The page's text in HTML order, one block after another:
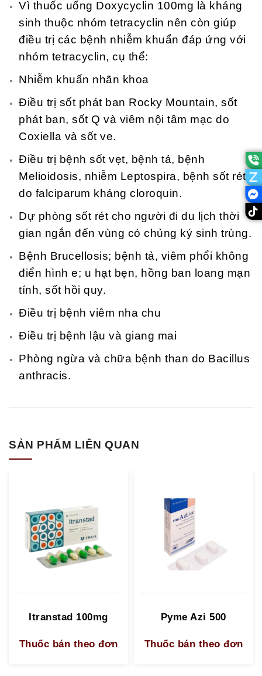
Vì thuốc uống Doxycyclin 100mg là kháng
sinh thuộc nhóm tetracyclin nên còn giúp
điều trị các bệnh nhiễm khuẩn đáp ứng với
nhóm tetracyclin, cụ thể:
Nhiễm khuẩn nhãn khoa
Điều trị sốt phát ban Rocky Mountain, sốt
phát ban, sốt Q và viêm nội tâm mạc do
Coxiella và sốt ve.
Điều trị bệnh sốt vẹt, bệnh tả, bệnh
Melioidosis, nhiễm Leptospira, bệnh sốt rét
do falciparum kháng cloroquin.
Dự phòng sốt rét cho người đi du lịch thời
gian ngắn đến vùng có chủng ký sinh trùng.
Bệnh Brucellosis; bệnh tả, viêm phổi không
điển hình e; u hạt bẹn, hồng ban loang mạn
tính, sốt hồi quy.
Điều trị bệnh viêm nha chu
Điều trị bệnh lậu và giang mai
Phòng ngừa và chữa bệnh than do Bacillus
anthracis.
SẢN PHẨM LIÊN QUAN
Itranstad 100mg
Thuốc bán theo đơn
Pyme Azi 500
Thuốc bán theo đơn